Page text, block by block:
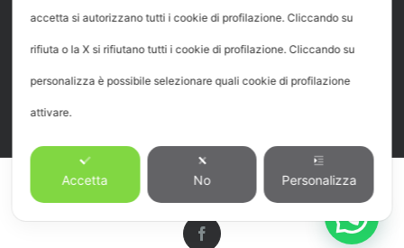
il preavviso telefonico o appuntamento.
© Copyright 2012 - 2026 Leon D'Oro - P.IVA 04224400400 -Privacy e
Policy
Design: Tidelcom
Facebook
accetta si autorizzano tutti i cookie di profilazione. Cliccando su
rifiuta o la X si rifiutano tutti i cookie di profilazione. Cliccando su
personalizza è possibile selezionare quali cookie di profilazione
attivare.
Accetta No Personalizza